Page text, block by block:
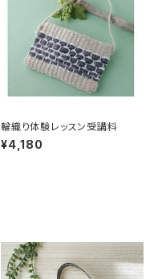
輪織り体験レッスン受講料
¥4,180